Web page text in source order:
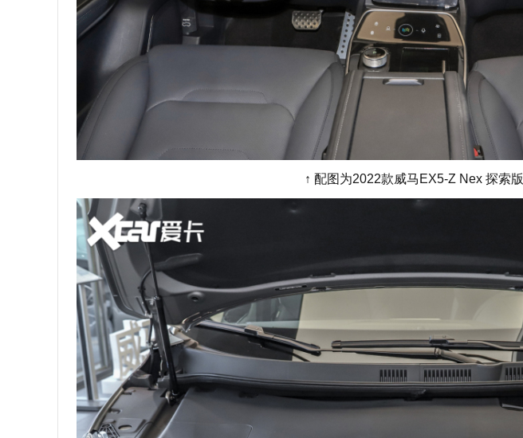
↑ 配图为2022款威马EX5-Z Nex 探索版